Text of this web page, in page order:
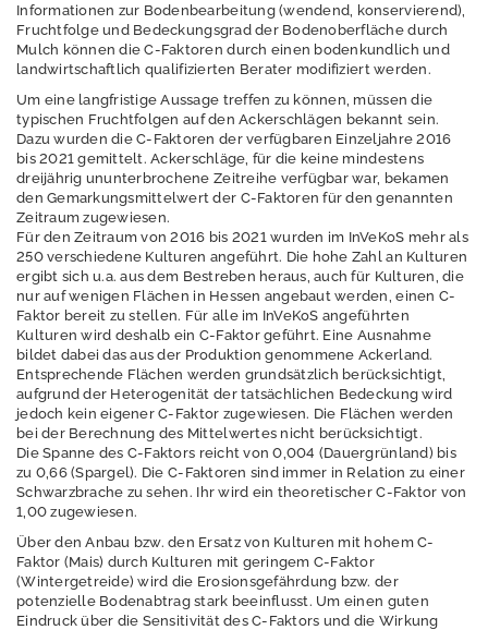
Erschütterungen
Geografische
e
Geologie
Klimawandel und
Anpassung
Lärm
Luft
Nachhaltigkeit /
Indikatoren
Naturschutz -
Zentrum für
Artenvielfalt
Ressourcenschutz
und
Kreislaufwirtschaft,
Abfall
Strahlenschutz
Informationen zur Bodenbearbeitung (wendend, konservierend),
Fruchtfolge und Bedeckungsgrad der Bodenoberfläche durch
Mulch können die C-Faktoren durch einen bodenkundlich und
landwirtschaftlich qualifizierten Berater modifiziert werden.
Um eine langfristige Aussage treffen zu können, müssen die
typischen Fruchtfolgen auf den Ackerschlägen bekannt sein.
Dazu wurden die C-Faktoren der verfügbaren Einzeljahre 2016
bis 2021 gemittelt. Ackerschläge, für die keine mindestens
dreijährig ununterbrochene Zeitreihe verfügbar war, bekamen
den Gemarkungsmittelwert der C-Faktoren für den genannten
Zeitraum zugewiesen.
Für den Zeitraum von 2016 bis 2021 wurden im InVeKoS mehr als
250 verschiedene Kulturen angeführt. Die hohe Zahl an Kulturen
ergibt sich u.a. aus dem Bestreben heraus, auch für Kulturen, die
nur auf wenigen Flächen in Hessen angebaut werden, einen C-
Faktor bereit zu stellen. Für alle im InVeKoS angeführten
Kulturen wird deshalb ein C-Faktor geführt. Eine Ausnahme
bildet dabei das aus der Produktion genommene Ackerland.
Entsprechende Flächen werden grundsätzlich berücksichtigt,
aufgrund der Heterogenität der tatsächlichen Bedeckung wird
jedoch kein eigener C-Faktor zugewiesen. Die Flächen werden
bei der Berechnung des Mittelwertes nicht berücksichtigt.
Die Spanne des C-Faktors reicht von 0,004 (Dauergrünland) bis
zu 0,66 (Spargel). Die C-Faktoren sind immer in Relation zu einer
Schwarzbrache zu sehen. Ihr wird ein theoretischer C-Faktor von
1,00 zugewiesen.
Über den Anbau bzw. den Ersatz von Kulturen mit hohem C-
Faktor (Mais) durch Kulturen mit geringem C-Faktor
(Wintergetreide) wird die Erosionsgefährdung bzw. der
potenzielle Bodenabtrag stark beeinflusst. Um einen guten
Eindruck über die Sensitivität des C-Faktors und die Wirkung